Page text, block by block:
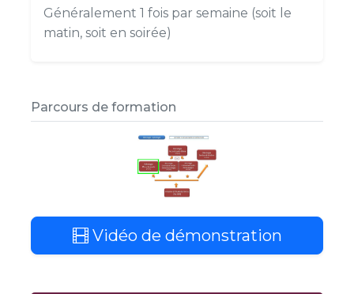
Généralement 1 fois par semaine (soit le
matin, soit en soirée)
Parcours de formation
Vidéo de démonstration